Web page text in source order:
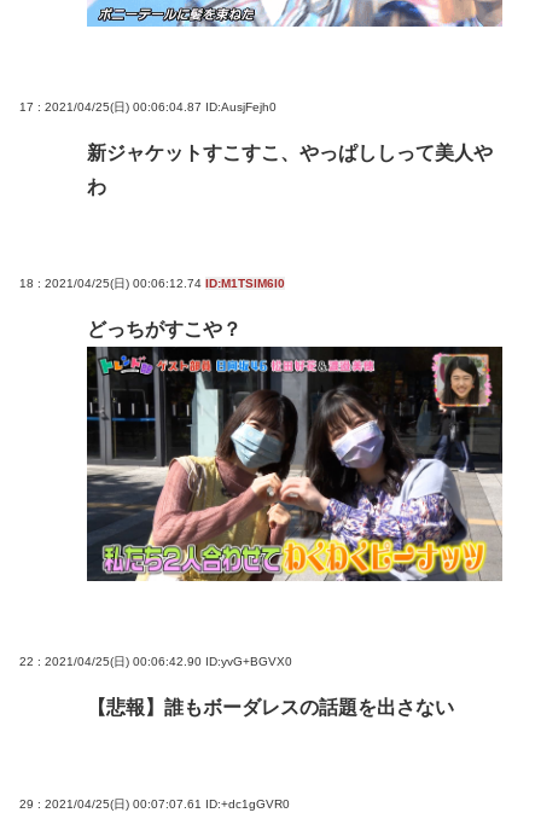
17 : 2021/04/25(日) 00:06:04.87 ID:AusjFejh0
新ジャケットすこすこ、やっぱししって美人や
わ
18 : 2021/04/25(日) 00:06:12.74 ID:M1TSlM6I0
どっちがすこや？
22 : 2021/04/25(日) 00:06:42.90 ID:yvG+BGVX0
【悲報】誰もボーダレスの話題を出さない
29 : 2021/04/25(日) 00:07:07.61 ID:+dc1gGVR0